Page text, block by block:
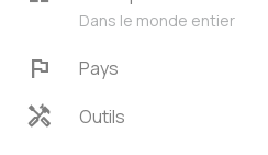
Dans le monde entier
flag Pays
handyman Outils